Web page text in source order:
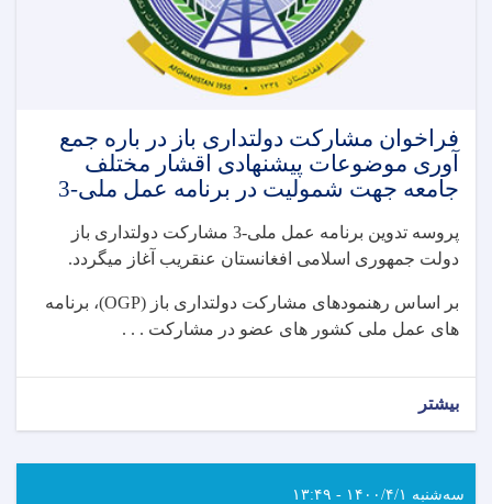
فراخوان مشارکت دولتداری باز در باره جمع
آوری موضوعات پیشنهادی اقشار مختلف
جامعه جهت شمولیت در برنامه عمل ملی-3
پروسه تدوین برنامه عمل ملی-3 مشارکت دولتداری باز
دولت جمهوری اسلامی افغانستان عنقریب آغاز میگردد.
بر اساس رهنمودهای مشارکت دولتداری باز (OGP)، برنامه
های عمل ملی کشور های عضو در مشارکت . . .
بیشتر
سه‌شنبه ۱۴۰۰/۴/۱ - ۱۳:۴۹